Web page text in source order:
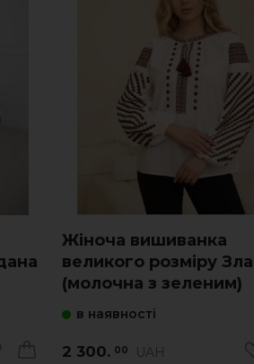
Жіноча вишиванка
великого розміру
(молочна з зеленим)
в наявності
2 300. 00 UAH